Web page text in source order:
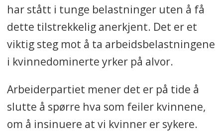
har stått i tunge belastninger uten å få
dette tilstrekkelig anerkjent. Det er et
viktig steg mot å ta arbeidsbelastningene
i kvinnedominerte yrker på alvor.
Arbeiderpartiet mener det er på tide å
slutte å spørre hva som feiler kvinnene,
om å insinuere at vi kvinner er sykere.